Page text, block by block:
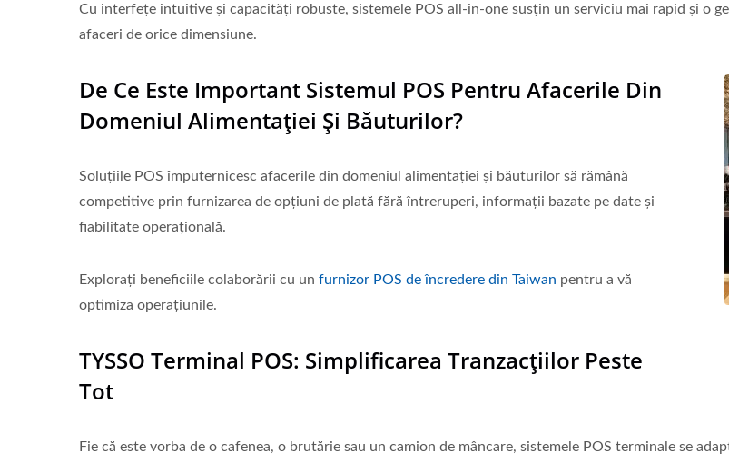
Cu interfețe intuitive și capacități robuste, sistemele POS all-in-one susțin un serviciu mai rapid și o
afaceri de orice dimensiune.
De Ce Este Important Sistemul POS Pentru Afacerile Din
Domeniul Alimentației Și Băuturilor?
Soluțiile POS împuternicesc afacerile din domeniul alimentației și băuturilor să rămână
competitive prin furnizarea de opțiuni de plată fără întreruperi, informații bazate pe date și
fiabilitate operațională.
Explorați beneficiile colaborării cu un furnizor POS de încredere din Taiwan pentru a vă
optimiza operațiunile.
TYSSO Terminal POS: Simplificarea Tranzacțiilor Peste
Tot
Fie că este vorba de o cafenea, o brutărie sau un camion de mâncare, sistemele POS terminale se